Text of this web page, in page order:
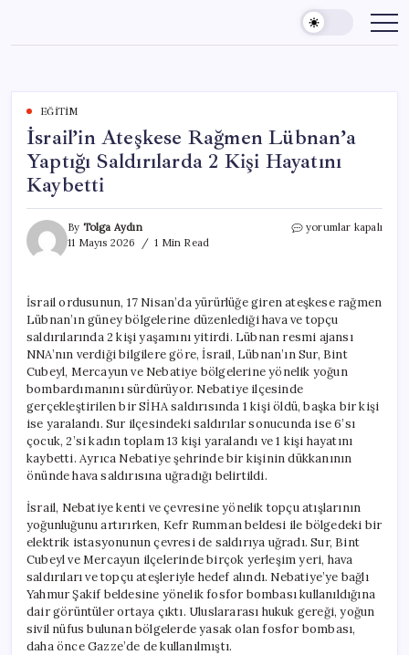
content
EĞITIM
İsrail’in Ateşkese Rağmen Lübnan’a
Yaptığı Saldırılarda 2 Kişi Hayatını
Kaybetti
By Tolga Aydın
11 Mayıs 2026
1 Min Read
İsrail’in
Saldırılarda
2
Kişi
Hayatını
Kaybetti
için
yorumlar kapalı
İsrail ordusunun, 17 Nisan’da yürürlüğe giren ateşkese rağmen
Lübnan’ın güney bölgelerine düzenlediği hava ve topçu
saldırılarında 2 kişi yaşamını yitirdi. Lübnan resmi ajansı
NNA’nın verdiği bilgilere göre, İsrail, Lübnan’ın Sur, Bint
Cubeyl, Mercayun ve Nebatiye bölgelerine yönelik yoğun
bombardımanını sürdürüyor. Nebatiye ilçesinde
gerçekleştirilen bir SİHA saldırısında 1 kişi öldü, başka bir kişi
ise yaralandı. Sur ilçesindeki saldırılar sonucunda ise 6’sı
çocuk, 2’si kadın toplam 13 kişi yaralandı ve 1 kişi hayatını
kaybetti. Ayrıca Nebatiye şehrinde bir kişinin dükkanının
önünde hava saldırısına uğradığı belirtildi.
İsrail, Nebatiye kenti ve çevresine yönelik topçu atışlarının
yoğunluğunu artırırken, Kefr Rumman beldesi ile bölgedeki bir
elektrik istasyonunun çevresi de saldırıya uğradı. Sur, Bint
Cubeyl ve Mercayun ilçelerinde birçok yerleşim yeri, hava
saldırıları ve topçu ateşleriyle hedef alındı. Nebatiye’ye bağlı
Yahmur Şakif beldesine yönelik fosfor bombası kullanıldığına
dair görüntüler ortaya çıktı. Uluslararası hukuk gereği, yoğun
sivil nüfus bulunan bölgelerde yasak olan fosfor bombası,
daha önce Gazze’de de kullanılmıştı.